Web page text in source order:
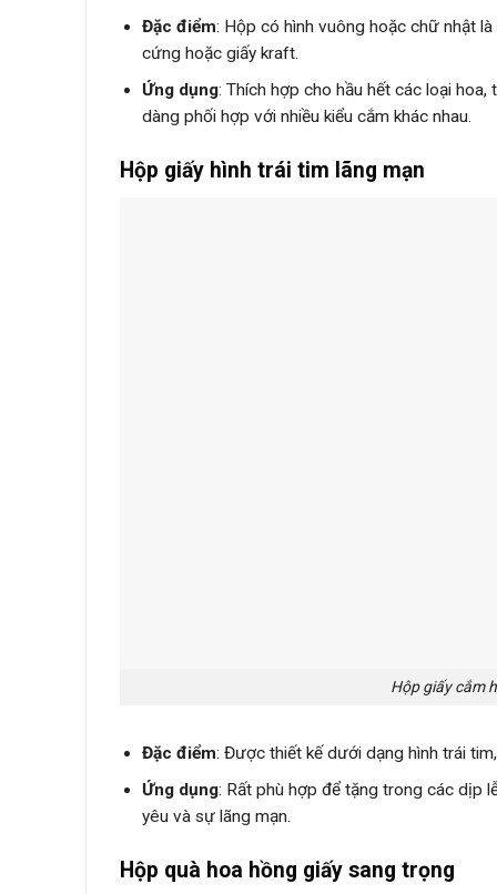
Đặc điểm: Hộp có hình vuông hoặc chữ nhật
cứng hoặc giấy kraft.
Ứng dụng: Thích hợp cho hầu hết các loại
dàng phối hợp với nhiều kiểu cắm khác nhau.
Hộp giấy hình trái tim lãng mạn
Hộp giấy cắm
Đặc điểm: Được thiết kế dưới dạng hình trái
Ứng dụng: Rất phù hợp để tặng trong các dịp
yêu và sự lãng mạn.
Hộp quà hoa hồng giấy sang trọng